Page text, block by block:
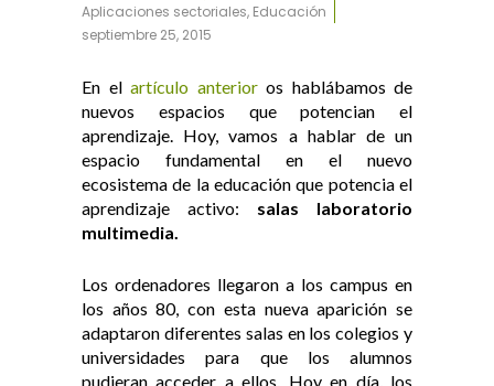
Aplicaciones sectoriales, Educación
septiembre 25, 2015
En el artículo anterioros hablábamos de
nuevos espacios que potencian el
aprendizaje. Hoy, vamos a hablar de un
espacio fundamental en el nuevo
ecosistema de la educación que potencia el
aprendizaje activo: salas laboratorio
multimedia.
Los ordenadores llegaron a los campus en
los años 80, con esta nueva aparición se
adaptaron diferentes salas en los colegios y
universidades para que los alumnos
pudieran acceder a ellos. Hoy en día, los